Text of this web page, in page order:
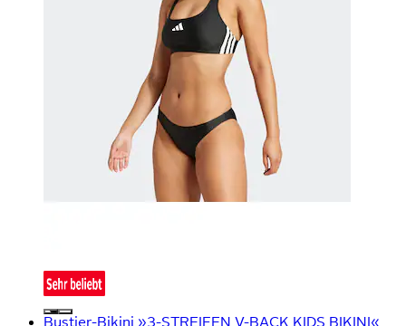
Bustier-Bikini »3-STREIFEN V-BACK KIDS BIKINI«